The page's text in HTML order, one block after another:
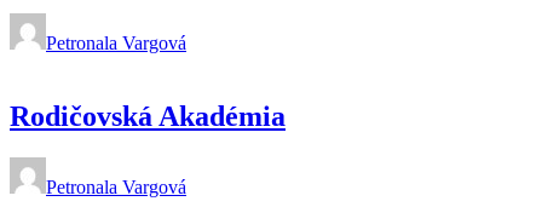
Petronala Vargová
Rodičovská Akadémia
Petronala Vargová